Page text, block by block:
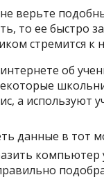
верьте
то ее быстро
стремится к
об
а используют
данные в тот
компьютер